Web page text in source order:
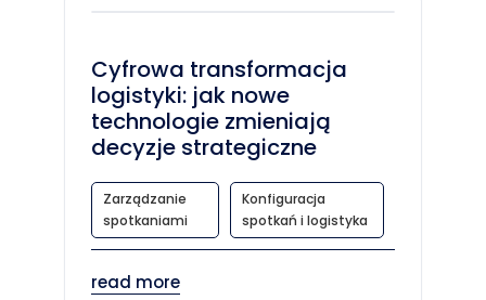
Cyfrowa transformacja
logistyki: jak nowe
technologie zmieniają
decyzje strategiczne
Zarządzanie
spotkaniami
Konfiguracja
spotkań i logistyka
read more